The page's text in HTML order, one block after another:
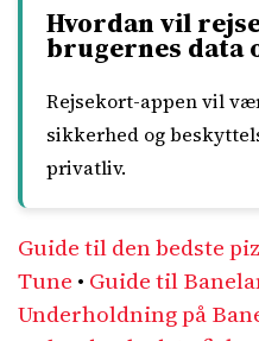
Hvordan vil
brugernes data
Rejsekort-appen vil
sikkerhed og
privatliv.
Guide til den bedste
Tune • Guide til
Underholdning på